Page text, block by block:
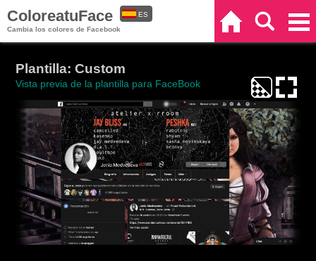
ColoreatuFace
Cambia los colores de Facebook
ES
Plantilla: Custom
Vista previa de la plantilla para FaceBook